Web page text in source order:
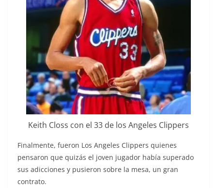
Keith Closs con el 33 de los Angeles Clippers
Finalmente, fueron Los Angeles Clippers quienes
pensaron que quizás el joven jugador había superado
sus adicciones y pusieron sobre la mesa, un gran
contrato.